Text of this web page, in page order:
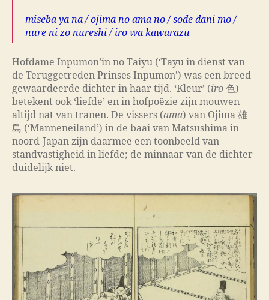
miseba ya na / ojima no ama no / sode dani mo /
nure ni zo nureshi / iro wa kawarazu
Hofdame Inpumon’in no Taiyū (‘Tayū in dienst van
de Teruggetreden Prinses Inpumon’) was een breed
gewaardeerde dichter in haar tijd. ‘Kleur’ (iro 色)
betekent ook ‘liefde’ en in hofpoëzie zijn mouwen
altijd nat van tranen. De vissers (ama) van Ojima 雄
島 (‘Manneneiland’) in de baai van Matsushima in
noord-Japan zijn daarmee een toonbeeld van
standvastigheid in liefde; de minnaar van de dichter
duidelijk niet.